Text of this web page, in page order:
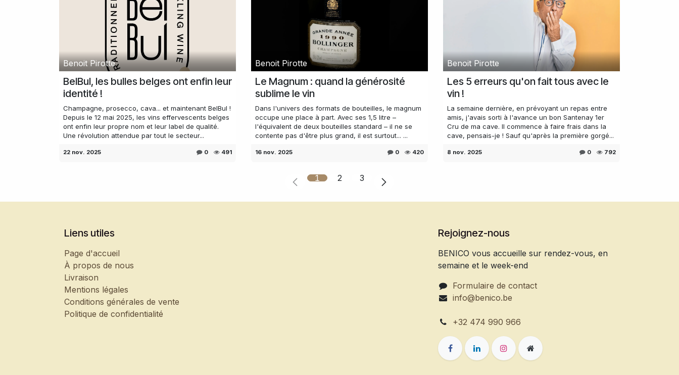
Benoit Pirotte
BelBul, les bulles belges ont enfin leur
identité !
Champagne, prosecco, cava... et maintenant BelBul !
Depuis le 12 mai 2025, les vins effervescents belges
ont enfin leur propre nom et leur label de qualité.
Une révolution attendue par tout le secteur...
22 nov. 2025 0 491
Benoit Pirotte
Le Magnum : quand la générosité
sublime le vin
Dans l'univers des formats de bouteilles, le magnum
occupe une place à part. Avec ses 1,5 litre –
l'équivalent de deux bouteilles standard – il ne se
contente pas d'être plus grand, il est surtout... ...
16 nov. 2025 0 420
Benoit Pirotte
Les 5 erreurs qu'on fait tous avec le
vin !
La semaine dernière, en prévoyant un repas entre
amis, j'avais sorti à l'avance un bon Santenay 1er
Cru de ma cave. Il commence à faire frais dans la
cave, pensais-je ! Sauf qu'après la première gorgé...
8 nov. 2025 0 792
1 2 3
Liens utiles
Page d'accueil
À propos de nous
Livraison
Mentions légales
Conditions générales de vente
Politique de confidentialité
Rejoignez-nous
BENICO vous accueille sur rendez-vous, en
semaine et le week-end
Formulaire de contact
info@benico.be
+32 474 990 966